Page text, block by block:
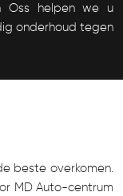
Oss helpen we u
onderhoud tegen
beste overkomen.
MD Auto-centrum